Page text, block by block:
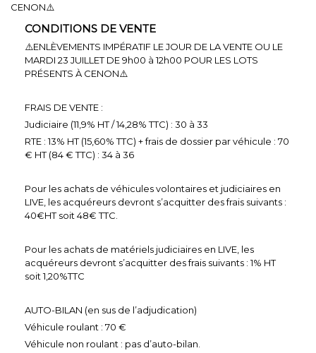
CENON⚠️
CONDITIONS DE VENTE
⚠️ENLÈVEMENTS IMPÉRATIF LE JOUR DE LA VENTE OU LE
MARDI 23 JUILLET DE 9h00 à 12h00 POUR LES LOTS
PRÉSENTS À CENON⚠️
FRAIS DE VENTE :
Judiciaire (11,9% HT / 14,28% TTC) : 30 à 33
RTE : 13% HT (15,60% TTC) + frais de dossier par véhicule : 70
€ HT (84 € TTC) : 34 à 36
Pour les achats de véhicules volontaires et judiciaires en
LIVE, les acquéreurs devront s’acquitter des frais suivants :
40€HT soit 48€ TTC.
Pour les achats de matériels judiciaires en LIVE, les
acquéreurs devront s’acquitter des frais suivants : 1% HT
soit 1,20%TTC
AUTO-BILAN (en sus de l’adjudication)
Véhicule roulant : 70 €
Véhicule non roulant : pas d’auto-bilan.